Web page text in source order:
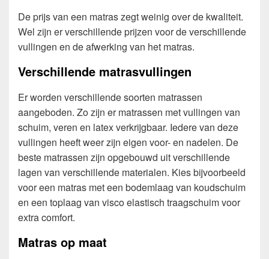
De prijs van een matras zegt weinig over de kwaliteit.
Wel zijn er verschillende prijzen voor de verschillende
vullingen en de afwerking van het matras.
Verschillende matrasvullingen
Er worden verschillende soorten matrassen
aangeboden. Zo zijn er matrassen met vullingen van
schuim, veren en latex verkrijgbaar. Iedere van deze
vullingen heeft weer zijn eigen voor- en nadelen. De
beste matrassen zijn opgebouwd uit verschillende
lagen van verschillende materialen. Kies bijvoorbeeld
voor een matras met een bodemlaag van koudschuim
en een toplaag van visco elastisch traagschuim voor
extra comfort.
Matras op maat